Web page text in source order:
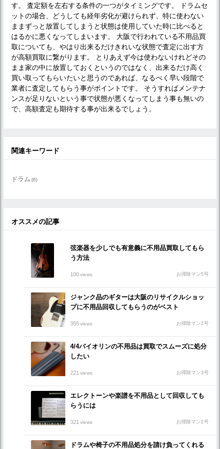
す。 査定額を左右する条件の一つがタイミングです。 ドラムセ
ットの場合、どうしても経年劣化が避けられず、特に使わない
ままずっと放置してしまうと状態は使用していた時に比べると
はるかに悪くなってしまいます。 大阪で行われている不用品買
取についても、やはり出来るだけきれいな状態で査定に出す方
が高額買取に繋がります。 とりあえず今は使わないけれどその
まま家の中に放置しておくというのではなく、出来るだけ高く
買い取ってもらいたいと思うのであれば、なるべく早い段階で
業者に査定してもらう事がポイントです。 そうすればメンテナ
ンスが足りないという事で状態が悪くなってしまう事も無いの
で、高額査定も期待する事が出来るでしょう。
関連キーワード
ドラム (6)
オススメの記事
弦楽器を少しでも有意義に不用品買取してもら
う方法
100views お掃除マン5号
ジャンク品のギターは大阪のリサイクルショッ
プに不用品回収してもらうのがベスト
355views お掃除マン2号
4/4バイオリンの不用品は買取でスムーズに処分
したい
221 views お掃除マン3号
エレクトーンや楽譜を不用品として回収しても
らうには
321 views お掃除マン2号
ドラムや椅子の不用品処分を請け負ってくれる